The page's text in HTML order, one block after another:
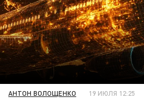
АНТОН ВОЛОЩЕНКО 19 ИЮЛЯ 12:25